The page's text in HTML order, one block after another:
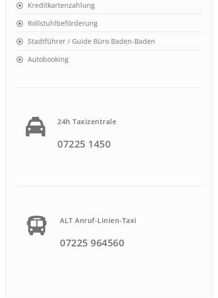
Kreditkartenzahlung
Rollstuhlbeförderung
Stadtführer / Guide Büro Baden-Baden
Autobooking
24h Taxizentrale
07225 1450
ALT Anruf-Linien-Taxi
07225 964560